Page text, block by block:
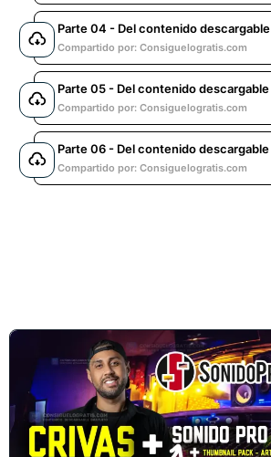
Parte 04 - Del contenido descargable
Compartido por: Consiguelogratis.com
Parte 05 - Del contenido descargable
Compartido por: Consiguelogratis.com
Parte 06 - Del contenido descargable
Compartido por: Consiguelogratis.com